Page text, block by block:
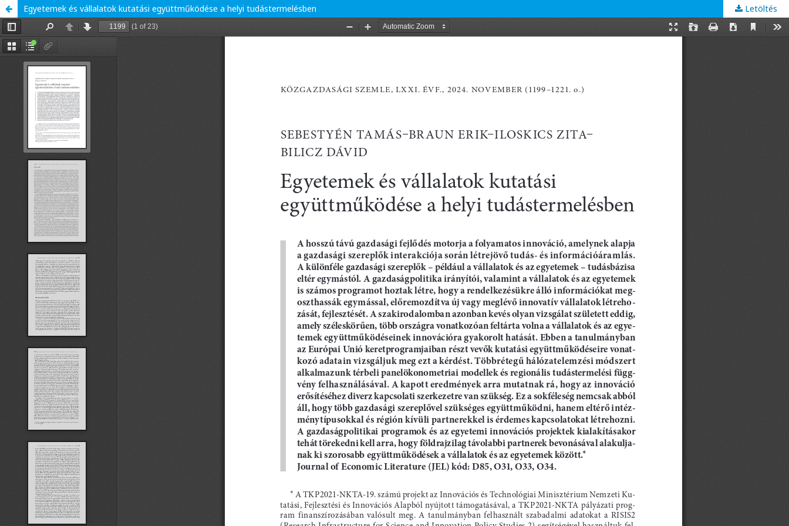
Egyetemek és vállalatok kutatási együttműködése a helyi tudástermelésben Letöltés